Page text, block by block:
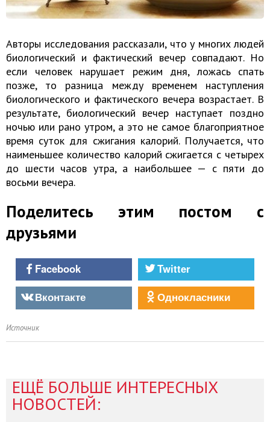
Авторы исследования рассказали, что у многих людей
биологический и фактический вечер совпадают. Но
если человек нарушает режим дня, ложась спать
позже, то разница между временем наступления
биологического и фактического вечера возрастает. В
результате, биологический вечер наступает поздно
ночью или рано утром, а это не самое благоприятное
время суток для сжигания калорий. Получается, что
наименьшее количество калорий сжигается с четырех
до шести часов утра, а наибольшее — с пяти до
восьми вечера.
Поделитесь этим постом с
друзьями
Facebook
Twitter
Вконтакте
Однокласники
Источник
ЕЩЁ БОЛЬШЕ ИНТЕРЕСНЫХ
НОВОСТЕЙ: